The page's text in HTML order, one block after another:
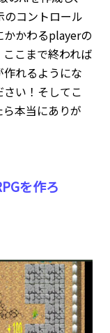
コントロール
かかわるplayerの
こまで終われば
れるようにな
い！そしてこ
本当にありが
を作ろ